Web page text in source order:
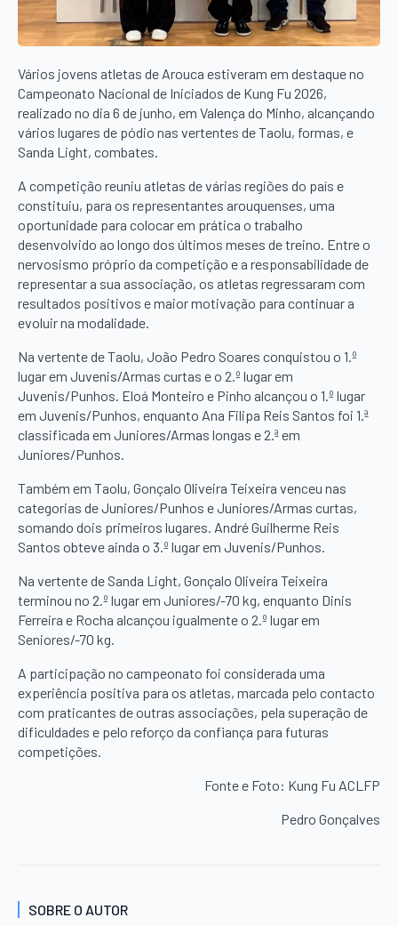
Vários jovens atletas de Arouca estiveram em destaque no
Campeonato Nacional de Iniciados de Kung Fu 2026,
realizado no dia 6 de junho, em Valença do Minho, alcançando
vários lugares de pódio nas vertentes de Taolu, formas, e
Sanda Light, combates.
A competição reuniu atletas de várias regiões do país e
constituiu, para os representantes arouquenses, uma
oportunidade para colocar em prática o trabalho
desenvolvido ao longo dos últimos meses de treino. Entre o
nervosismo próprio da competição e a responsabilidade de
representar a sua associação, os atletas regressaram com
resultados positivos e maior motivação para continuar a
evoluir na modalidade.
Na vertente de Taolu, João Pedro Soares conquistou o 1.º
lugar em Juvenis/Armas curtas e o 2.º lugar em
Juvenis/Punhos. Eloá Monteiro e Pinho alcançou o 1.º lugar
em Juvenis/Punhos, enquanto Ana Filipa Reis Santos foi 1.ª
classificada em Juniores/Armas longas e 2.ª em
Juniores/Punhos.
Também em Taolu, Gonçalo Oliveira Teixeira venceu nas
categorias de Juniores/Punhos e Juniores/Armas curtas,
somando dois primeiros lugares. André Guilherme Reis
Santos obteve ainda o 3.º lugar em Juvenis/Punhos.
Na vertente de Sanda Light, Gonçalo Oliveira Teixeira
terminou no 2.º lugar em Juniores/-70 kg, enquanto Dinis
Ferreira e Rocha alcançou igualmente o 2.º lugar em
Seniores/-70 kg.
A participação no campeonato foi considerada uma
experiência positiva para os atletas, marcada pelo contacto
com praticantes de outras associações, pela superação de
dificuldades e pelo reforço da confiança para futuras
competições.
Fonte e Foto: Kung Fu ACLFP
Pedro Gonçalves
SOBRE O AUTOR